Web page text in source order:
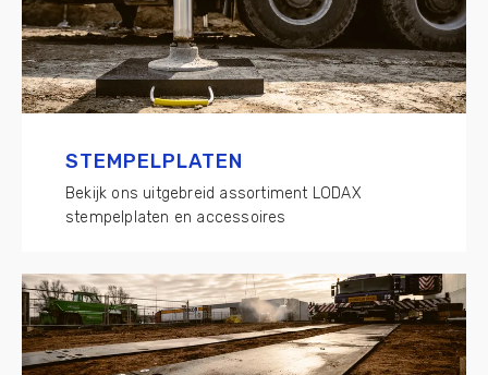
STEMPELPLATEN
Bekijk ons uitgebreid assortiment LODAX
stempelplaten en accessoires